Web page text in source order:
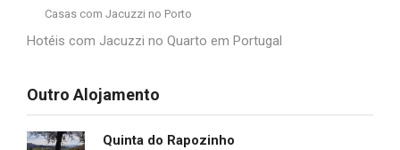
Casas com Jacuzzi no Porto
Hotéis com Jacuzzi no Quarto em Portugal
Outro Alojamento
Quinta do Rapozinho